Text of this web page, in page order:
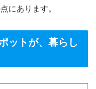
にあります。
ットが、暮らし